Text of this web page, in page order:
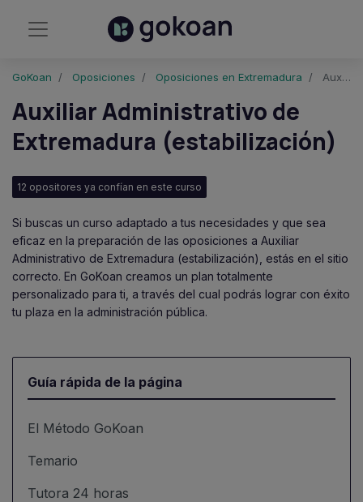
GoKoan Oposiciones Oposiciones en Extremadura Auxiliar Administrativo de Extremadura (estabilización)
Auxiliar Administrativo de
Extremadura (estabilización)
12 opositores ya confían en este curso
Si buscas un curso adaptado a tus necesidades y que sea
eficaz en la preparación de las oposiciones a Auxiliar
Administrativo de Extremadura (estabilización), estás en el sitio
correcto. En GoKoan creamos un plan totalmente
personalizado para ti, a través del cual podrás lograr con éxito
tu plaza en la administración pública.
Guía rápida de la página
El Método GoKoan
Temario
Tutora 24 horas